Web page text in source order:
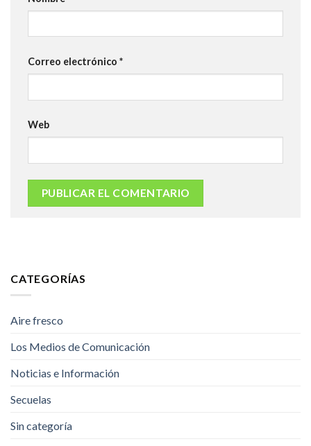
Correo electrónico *
Web
CATEGORÍAS
Aire fresco
Los Medios de Comunicación
Noticias e Información
Secuelas
Sin categoría